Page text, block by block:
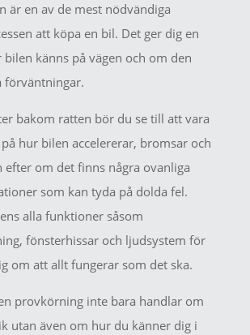
är en av de mest nödvändiga
att köpa en bil. Det ger dig en
känns på vägen och om den
förväntningar.
bakom ratten bör du se till att vara
hur bilen accelererar, bromsar och
efter om det finns några ovanliga
som kan tyda på dolda fel.
alla funktioner såsom
fönsterhissar och ljudsystem för
om att allt fungerar som det ska.
provkörning inte bara handlar om
utan även om hur du känner dig i